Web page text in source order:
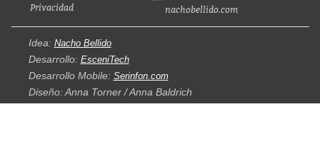
Privacidad
nachobellido.com
Idea: Nacho Bellido
Desarrollo: EsceniTech
Desarrollo Mobile: Serinfon.com
Diseño: Anna Torner / Anna Baldrich